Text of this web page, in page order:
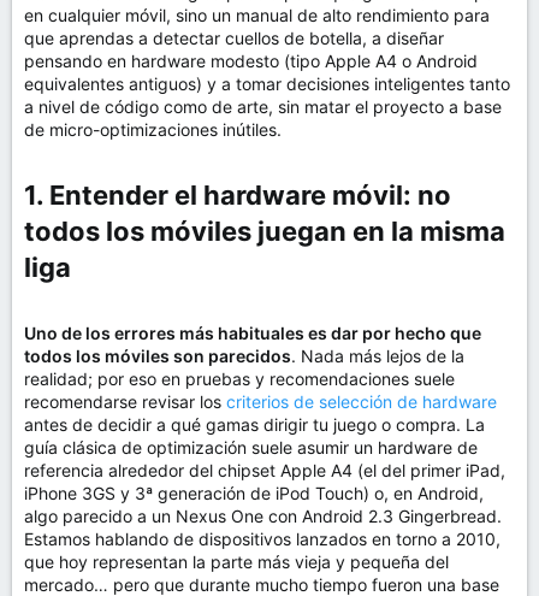
en cualquier móvil, sino un manual de alto rendimiento para
que aprendas a detectar cuellos de botella, a diseñar
pensando en hardware modesto (tipo Apple A4 o Android
equivalentes antiguos) y a tomar decisiones inteligentes tanto
a nivel de código como de arte, sin matar el proyecto a base
de micro-optimizaciones inútiles.
1. Entender el hardware móvil: no
todos los móviles juegan en la misma
liga​
Uno de los errores más habituales es dar por hecho que
todos los móviles son parecidos. Nada más lejos de la
realidad; por eso en pruebas y recomendaciones suele
recomendarse revisar los criterios de selección de hardware
antes de decidir a qué gamas dirigir tu juego o compra. La
guía clásica de optimización suele asumir un hardware de
referencia alrededor del chipset Apple A4 (el del primer iPad,
iPhone 3GS y 3ª generación de iPod Touch) o, en Android,
algo parecido a un Nexus One con Android 2.3 Gingerbread.
Estamos hablando de dispositivos lanzados en torno a 2010,
que hoy representan la parte más vieja y pequeña del
mercado… pero que durante mucho tiempo fueron una base